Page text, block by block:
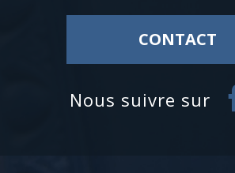
CONTACT
nous suivre sur